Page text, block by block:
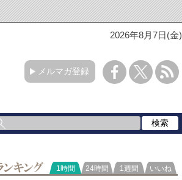
2026年8月7日(金)
メルマガ登録
ランキング
1時間 24時間 1週間 いいね